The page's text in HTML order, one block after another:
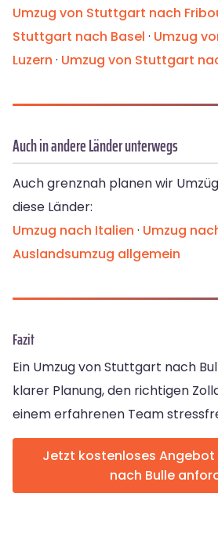
Umzug von Stuttgart nach
Stuttgart nach Basel · Umzug
Luzern · Umzug von Stuttgart
Auch in andere Länder unterwegs
Auch grenznah planen wir
diese Länder:
Umzug nach Italien · Umzug
Auslandsumzug allgemein
Fazit
Ein Umzug von Stuttgart nach
klarer Planung, den richtigen
einem erfahrenen Team
Jetzt kostenloses Angebot
nach Bulle